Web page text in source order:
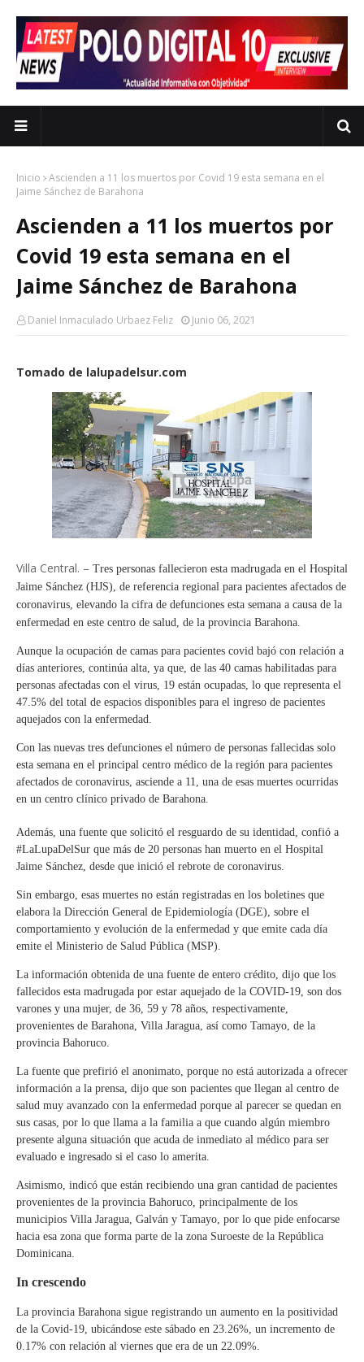
Inicio
Ascienden a 11 los muertos por Covid 19 esta semana en el
Jaime Sánchez de Barahona
Ascienden a 11 los muertos por
Covid 19 esta semana en el
Jaime Sánchez de Barahona
Daniel Inmaculado Urbaez Feliz Junio 06, 2021
Tomado de lalupadelsur.com
Villa Central. – Tres personas fallecieron esta madrugada en el Hospital
Jaime Sánchez (HJS), de referencia regional para pacientes afectados de
coronavirus, elevando la cifra de defunciones esta semana a causa de la
enfermedad en este centro de salud, de la provincia Barahona.
Aunque la ocupación de camas para pacientes covid bajó con relación a
días anteriores, continúa alta, ya que, de las 40 camas habilitadas para
personas afectadas con el virus, 19 están ocupadas, lo que representa el
47.5% del total de espacios disponibles para el ingreso de pacientes
aquejados con la enfermedad.
Con las nuevas tres defunciones el número de personas fallecidas solo
esta semana en el principal centro médico de la región para pacientes
afectados de coronavirus, asciende a 11, una de esas muertes ocurridas
en un centro clínico privado de Barahona.
Además, una fuente que solicitó el resguardo de su identidad, confió a
#LaLupaDelSur que más de 20 personas han muerto en el Hospital
Jaime Sánchez, desde que inició el rebrote de coronavirus.
Sin embargo, esas muertes no están registradas en los boletines que
elabora la Dirección General de Epidemiología (DGE), sobre el
comportamiento y evolución de la enfermedad y que emite cada día
emite el Ministerio de Salud Pública (MSP).
La información obtenida de una fuente de entero crédito, dijo que los
fallecidos esta madrugada por estar aquejado de la COVID-19, son dos
varones y una mujer, de 36, 59 y 78 años, respectivamente,
provenientes de Barahona, Villa Jaragua, así como Tamayo, de la
provincia Bahoruco.
La fuente que prefirió el anonimato, porque no está autorizada a ofrecer
información a la prensa, dijo que son pacientes que llegan al centro de
salud muy avanzado con la enfermedad porque al parecer se quedan en
sus casas, por lo que llama a la familia a que cuando algún miembro
presente alguna situación que acuda de inmediato al médico para ser
evaluado e ingresado si el caso lo amerita.
Asimismo, indicó que están recibiendo una gran cantidad de pacientes
provenientes de la provincia Bahoruco, principalmente de los
municipios Villa Jaragua, Galván y Tamayo, por lo que pide enfocarse
hacia esa zona que forma parte de la zona Suroeste de la República
Dominicana.
In crescendo
La provincia Barahona sigue registrando un aumento en la positividad
de la Covid-19, ubicándose este sábado en 23.26%, un incremento de
0.17% con relación al viernes que era de un 22.09%.